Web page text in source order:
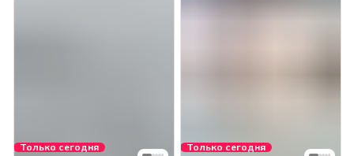
Только сегодня Только сегодня